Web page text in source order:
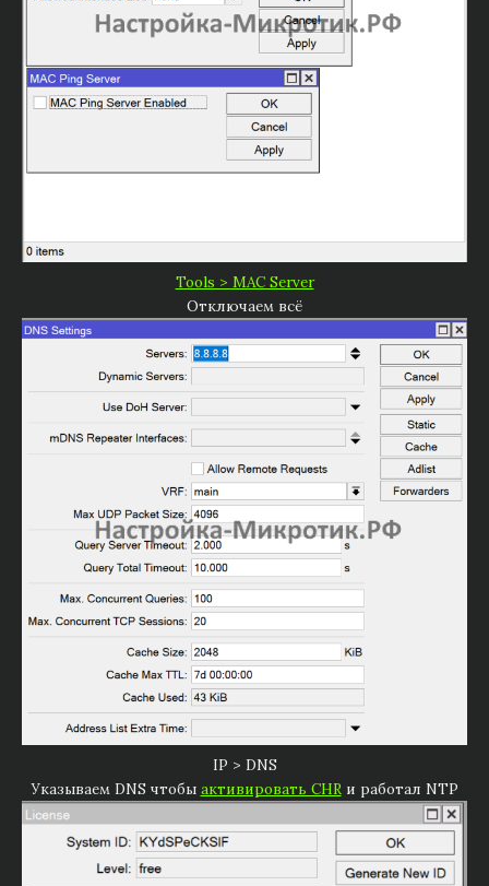
Tools > MAC Server
Отключаем всё
IP > DNS
Указываем DNS чтобы активировать CHRи работал NTP